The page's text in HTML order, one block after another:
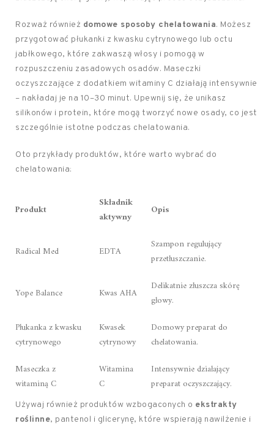
Rozważ również domowe sposoby chelatowania. Możesz
przygotować płukanki z kwasku cytrynowego lub octu
jabłkowego, które zakwaszą włosy i pomogą w
rozpuszczeniu zasadowych osadów. Maseczki
oczyszczające z dodatkiem witaminy C działają intensywnie
– nakładaj je na 10–30 minut. Upewnij się, że unikasz
silikonów i protein, które mogą tworzyć nowe osady, co jest
szczególnie istotne podczas chelatowania.
Oto przykłady produktów, które warto wybrać do
chelatowania:
Produkt
Składnik
aktywny
Opis
Radical Med EDTA
Szampon regulujący
przetłuszczanie.
Yope Balance Kwas AHA
Delikatnie złuszcza skórę
głowy.
Płukanka z kwasku
cytrynowego
Kwasek
cytrynowy
Domowy preparat do
chelatowania.
Maseczka z
witaminą C
Witamina
C
Intensywnie działający
preparat oczyszczający.
Używaj również produktów wzbogaconych o ekstrakty
roślinne, pantenol i glicerynę, które wspierają nawilżenie i